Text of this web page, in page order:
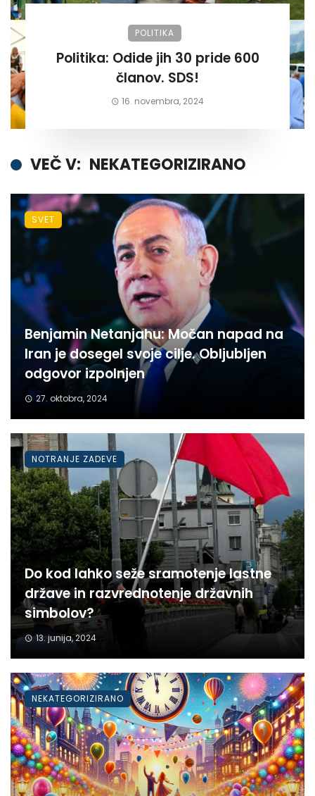
POLITIKA
Politika: Odide jih 30 pride 600
članov. SDS!
16. novembra, 2024
VEČ V: NEKATEGORIZIRANO
Benjamin Netanjahu: Močan napad na
Iran je dosegel svoje cilje. Obljubljen
odgovor izpolnjen
27. oktobra, 2024
SVET
Do kod lahko seže sramotenje lastne
države in razvrednotenje državnih
simbolov?
13. junija, 2024
NOTRANJE ZADEVE
NEKATEGORIZIRANO